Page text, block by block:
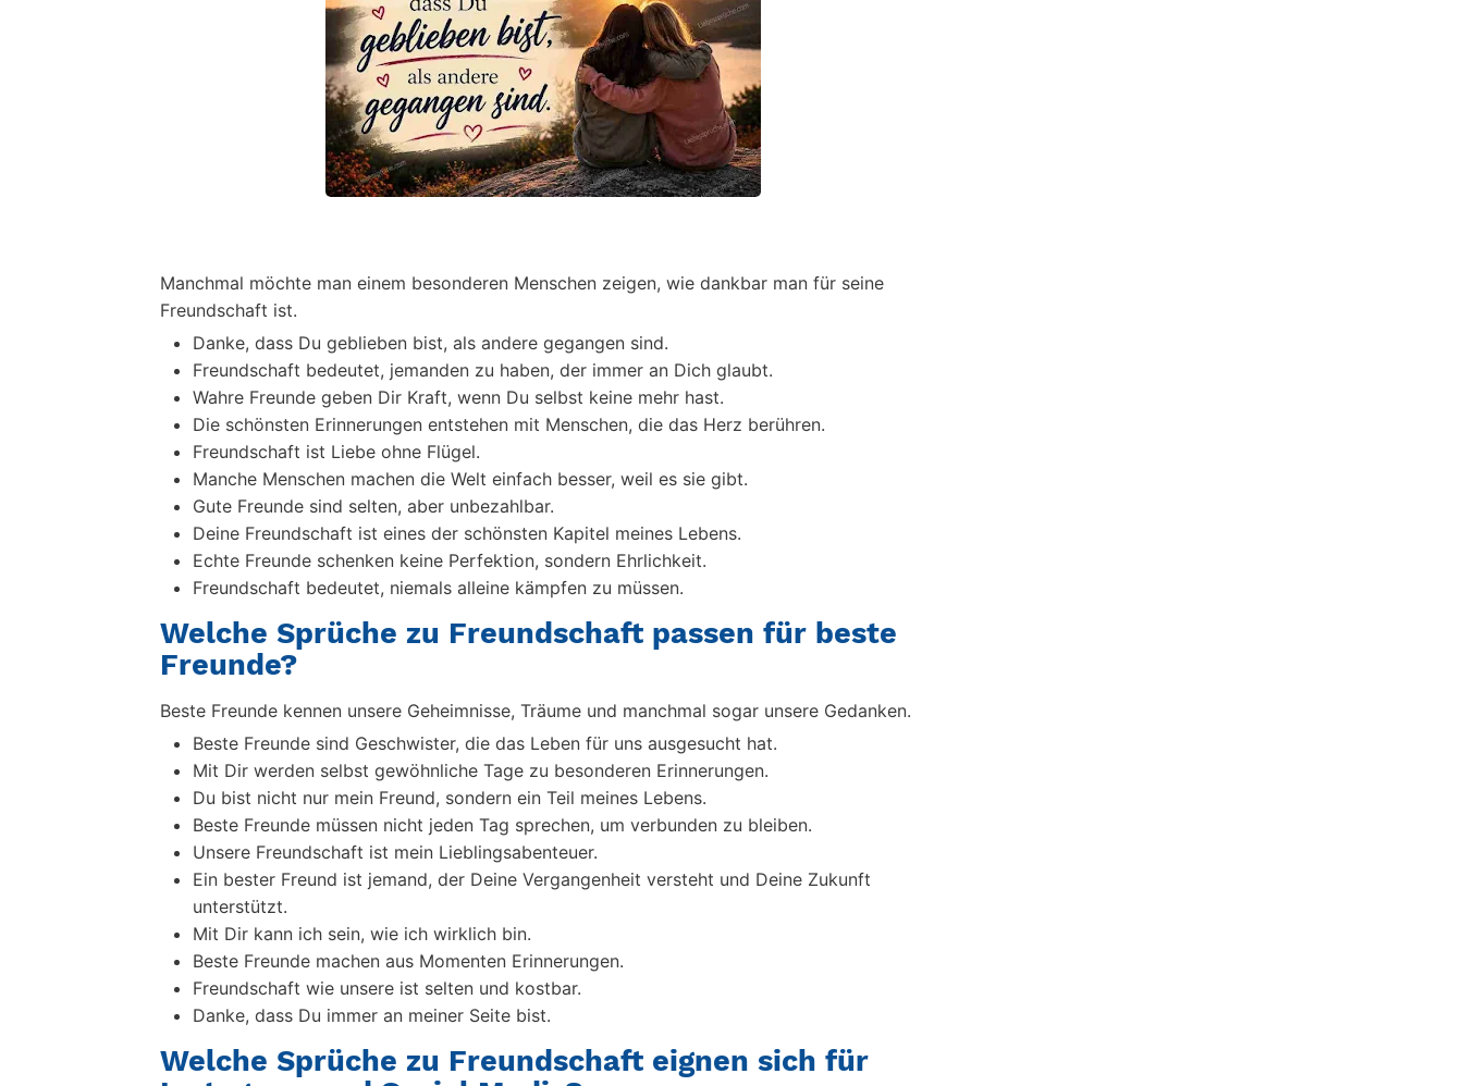
Manchmal möchte man einem besonderen Menschen zeigen, wie dankbar man für seine
Freundschaft ist.
Danke, dass Du geblieben bist, als andere gegangen sind.
Freundschaft bedeutet, jemanden zu haben, der immer an Dich glaubt.
Wahre Freunde geben Dir Kraft, wenn Du selbst keine mehr hast.
Die schönsten Erinnerungen entstehen mit Menschen, die das Herz berühren.
Freundschaft ist Liebe ohne Flügel.
Manche Menschen machen die Welt einfach besser, weil es sie gibt.
Gute Freunde sind selten, aber unbezahlbar.
Deine Freundschaft ist eines der schönsten Kapitel meines Lebens.
Echte Freunde schenken keine Perfektion, sondern Ehrlichkeit.
Freundschaft bedeutet, niemals alleine kämpfen zu müssen.
Welche Sprüche zu Freundschaft passen für beste
Freunde?
Beste Freunde kennen unsere Geheimnisse, Träume und manchmal sogar unsere Gedanken.
Beste Freunde sind Geschwister, die das Leben für uns ausgesucht hat.
Mit Dir werden selbst gewöhnliche Tage zu besonderen Erinnerungen.
Du bist nicht nur mein Freund, sondern ein Teil meines Lebens.
Beste Freunde müssen nicht jeden Tag sprechen, um verbunden zu bleiben.
Unsere Freundschaft ist mein Lieblingsabenteuer.
Ein bester Freund ist jemand, der Deine Vergangenheit versteht und Deine Zukunft
unterstützt.
Mit Dir kann ich sein, wie ich wirklich bin.
Beste Freunde machen aus Momenten Erinnerungen.
Freundschaft wie unsere ist selten und kostbar.
Danke, dass Du immer an meiner Seite bist.
Welche Sprüche zu Freundschaft eignen sich für